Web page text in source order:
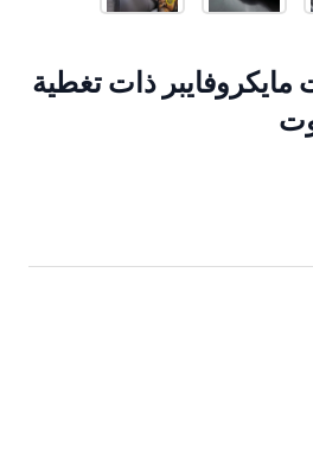
مايكروفايبر ذات تغطية